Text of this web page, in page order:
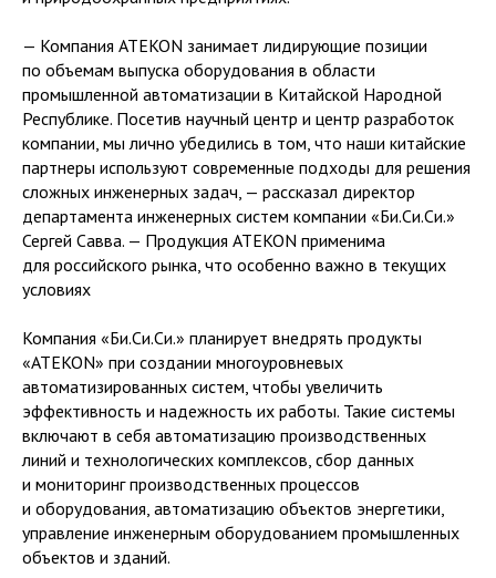
— Компания ATEKON занимает лидирующие позиции
по объемам выпуска оборудования в области
промышленной автоматизации в Китайской Народной
Республике. Посетив научный центр и центр разработок
компании, мы лично убедились в том, что наши китайские
партнеры используют современные подходы для решения
сложных инженерных задач, — рассказал директор
департамента инженерных систем компании «Би.Си.Си.»
Сергей Савва. — Продукция ATEKON применима
для российского рынка, что особенно важно в текущих
условиях
Компания «Би.Си.Си.» планирует внедрять продукты
«ATEKON» при создании многоуровневых
автоматизированных систем, чтобы увеличить
эффективность и надежность их работы. Такие системы
включают в себя автоматизацию производственных
линий и технологических комплексов, сбор данных
и мониторинг производственных процессов
и оборудования, автоматизацию объектов энергетики,
управление инженерным оборудованием промышленных
объектов и зданий.